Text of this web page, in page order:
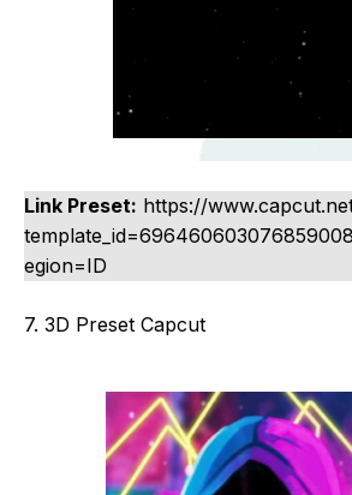
Link Preset: https://
egion=ID
7. 3D Preset Capcut